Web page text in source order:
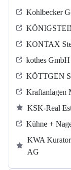
Kohlbecker
KONTAX
kothes GmbH
KÖTTGEN
Kraftanlagen
KSK-Real
Kühne +
KWA
AG